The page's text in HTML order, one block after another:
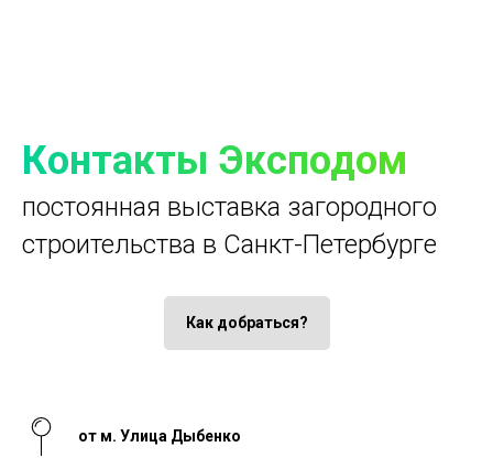
Контакты Эксподом
постоянная выставка загородного
строительства в Санкт-Петербурге
Как добраться?
от м. Улица Дыбенко